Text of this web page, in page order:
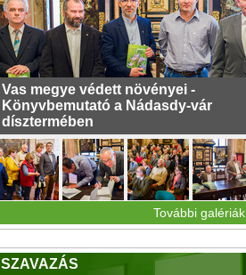
Vas megye védett növényei -
Könyvbemutató a Nádasdy-vár
dísztermében
További galériák
SZAVAZÁS